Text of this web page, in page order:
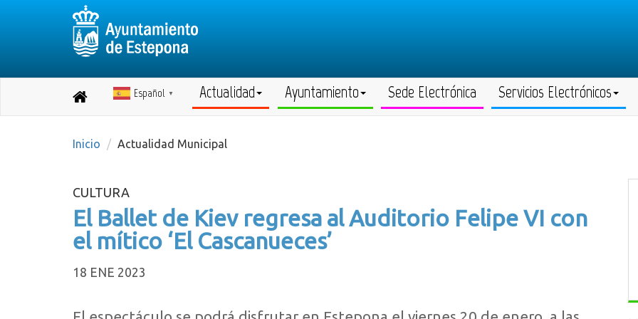
Destino:
inicio
Español ▼ Actualidad Ayuntamiento Sede Electrónica Servicios Electrónicos
Inicio Actualidad Municipal
CULTURA
El Ballet de Kiev regresa al Auditorio Felipe VI con
el mítico ‘El Cascanueces’
18 ENE 2023